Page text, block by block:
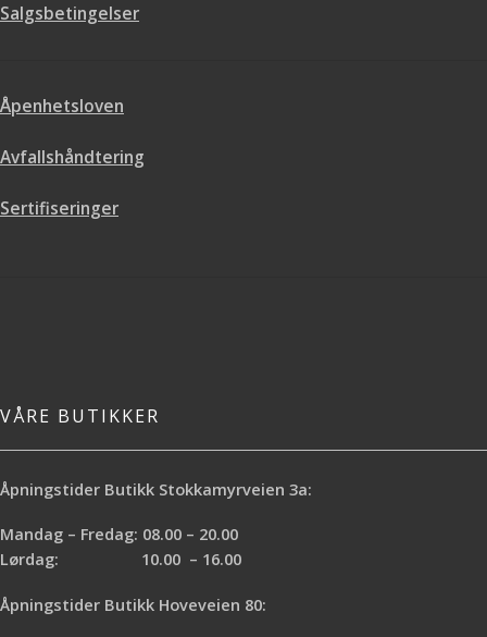
Salgsbetingelser
Åpenhetsloven
Avfallshåndtering
Sertifiseringer
VÅRE BUTIKKER
Åpningstider Butikk Stokkamyrveien 3a:
Mandag – Fredag: 08.00 – 20.00
Lørdag: 10.00 – 16.00
Åpningstider Butikk Hoveveien 80: